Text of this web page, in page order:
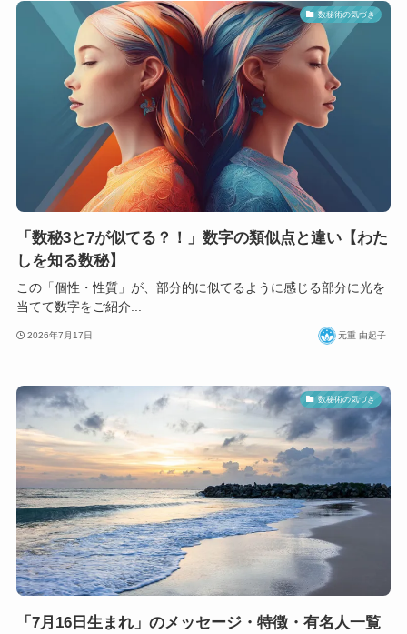
数秘術の気づき
「数秘3と7が似てる？！」数字の類似点と違い【わた
しを知る数秘】
この「個性・性質」が、部分的に似てるように感じる部分に光を
当てて数字をご紹介...
2026年7月17日 元重 由起子
数秘術の気づき
「7月16日生まれ」のメッセージ・特徴・有名人一覧